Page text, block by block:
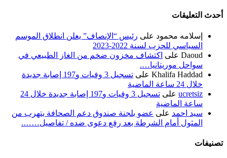
أحدث التعليقات
إسلامه محمود على رئيس “الإنصاف” يعلن انطلاق الموسم
السياسي للحزب لسنة 2022-2023
Daoud على اكتشاف مخزون ضخم من الغاز الطبيعي في
سواحل موريتانيا….
Khalifa Haddad على
تسجيل 3 وفيات و197 إصابة جديدة
خلال 24 ساعة الماضية
ucretsiz على
تسجيل 3 وفيات و197 إصابة جديدة خلال 24
ساعة الماضية
سيد احمد على عضو بلجنة صندوق دعم الصحافة يتهرب من
المثول أمام الشرطة بعد رفع دعوى ضده / تفاصيل…….
تصنيفات